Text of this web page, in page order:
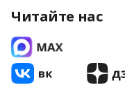
Читайте нас